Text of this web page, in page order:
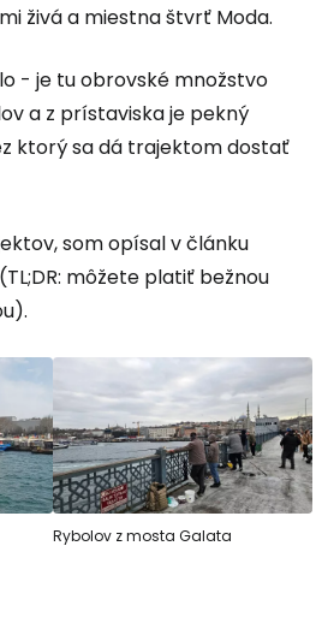
živá a miestna štvrť Moda.
- je tu obrovské množstvo
a z prístaviska je pekný
ktorý sa dá trajektom dostať
som opísal v článku
(TL;DR: môžete platiť bežnou
Rybolov z mosta Galata